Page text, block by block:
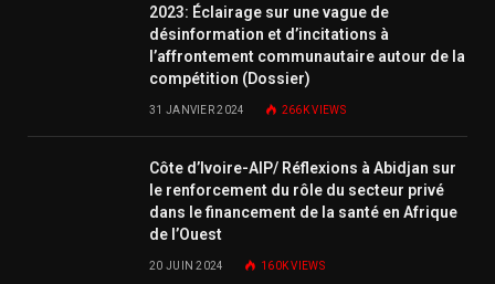
2023: Éclairage sur une vague de
désinformation et d’incitations à
l’affrontement communautaire autour de la
compétition (Dossier)
31 JANVIER 2024 266KVIEWS
Côte d’Ivoire-AIP/ Réflexions à Abidjan sur
le renforcement du rôle du secteur privé
dans le financement de la santé en Afrique
de l’Ouest
20 JUIN 2024 160KVIEWS